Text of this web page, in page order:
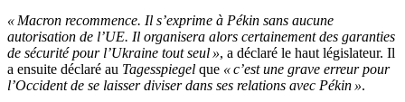
« Macron recommence. Il s’exprime à Pékin sans aucune
autorisation de l’UE. Il organisera alors certainement des garanties
de sécurité pour l’Ukraine tout seul », a déclaré le haut législateur. Il
a ensuite déclaré au Tagesspiegel que « c’est une grave erreur pour
l’Occident de se laisser diviser dans ses relations avec Pékin ».